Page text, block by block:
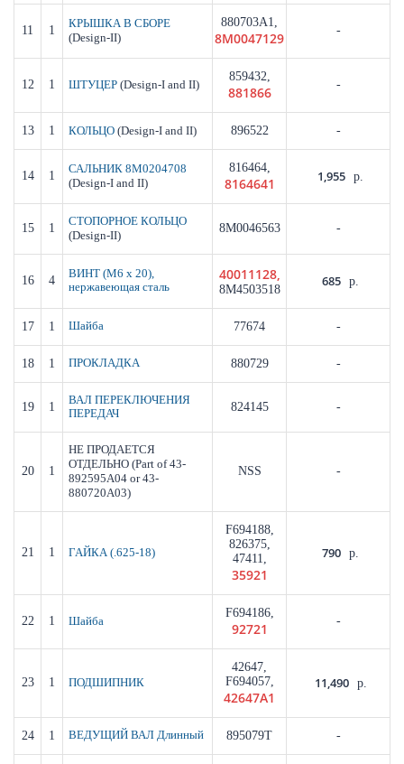
11 1 КРЫШКА В СБОРЕ
(Design-II)
880703A1,
8M0047129 -
12 1 ШТУЦЕР (Design-I and II)
859432,
881866 -
13 1 КОЛЬЦО (Design-I and II) 896522 -
14 1 САЛЬНИК 8M0204708
(Design-I and II)
816464,
8164641 1,955 р.
15 1 СТОПОРНОЕ КОЛЬЦО
(Design-II)
8M0046563 -
16 4
ВИНТ (M6 x 20),
нержавеющая сталь
40011128,
8M4503518
685 р.
17 1 Шайба 77674 -
18 1 ПРОКЛАДКА 880729 -
19 1
ВАЛ ПЕРЕКЛЮЧЕНИЯ
ПЕРЕДАЧ
824145 -
20 1
НЕ ПРОДАЕТСЯ
ОТДЕЛЬНО (Part of 43-
892595A04 or 43-
880720A03)
NSS -
21 1 ГАЙКА (.625-18)
F694188,
826375,
47411,
35921
790 р.
22 1 Шайба
F694186,
92721 -
23 1 ПОДШИПНИК
42647,
F694057,
42647A1
11,490 р.
24 1 ВЕДУЩИЙ ВАЛ Длинный 895079T -